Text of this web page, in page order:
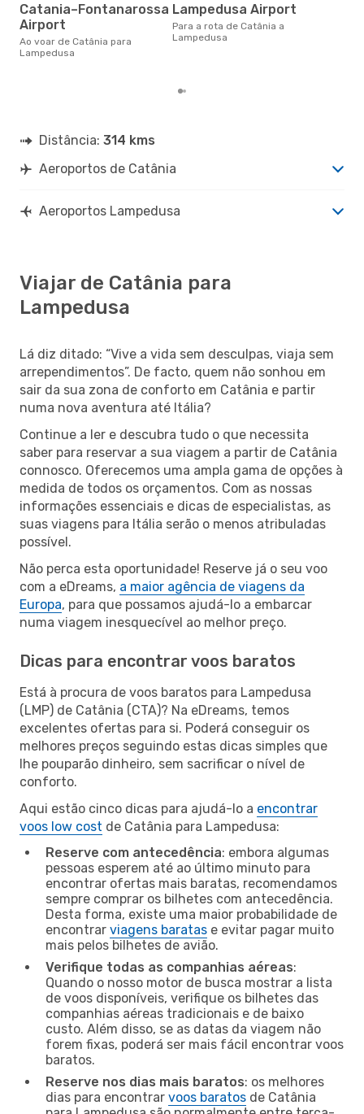
Catania–Fontanarossa
Airport
Ao voar de Catânia para
Lampedusa
Lampedusa Airport
Para a rota de Catânia a
Lampedusa
Distância: 314 kms
Aeroportos de Catânia
Aeroportos Lampedusa
Viajar de Catânia para
Lampedusa
Lá diz ditado: “Vive a vida sem desculpas, viaja sem
arrependimentos”. De facto, quem não sonhou em
sair da sua zona de conforto em Catânia e partir
numa nova aventura até Itália?
Continue a ler e descubra tudo o que necessita
saber para reservar a sua viagem a partir de Catânia
connosco. Oferecemos uma ampla gama de opções à
medida de todos os orçamentos. Com as nossas
informações essenciais e dicas de especialistas, as
suas viagens para Itália serão o menos atribuladas
possível.
Não perca esta oportunidade! Reserve já o seu voo
com a eDreams, a maior agência de viagens da
Europa, para que possamos ajudá-lo a embarcar
numa viagem inesquecível ao melhor preço.
Dicas para encontrar voos baratos
Está à procura de voos baratos para Lampedusa
(LMP) de Catânia (CTA)? Na eDreams, temos
excelentes ofertas para si. Poderá conseguir os
melhores preços seguindo estas dicas simples que
lhe pouparão dinheiro, sem sacrificar o nível de
conforto.
Aqui estão cinco dicas para ajudá-lo a encontrar
voos low cost de Catânia para Lampedusa:
Reserve com antecedência: embora algumas
pessoas esperem até ao último minuto para
encontrar ofertas mais baratas, recomendamos
sempre comprar os bilhetes com antecedência.
Desta forma, existe uma maior probabilidade de
encontrar viagens baratas e evitar pagar muito
mais pelos bilhetes de avião.
Verifique todas as companhias aéreas:
Quando o nosso motor de busca mostrar a lista
de voos disponíveis, verifique os bilhetes das
companhias aéreas tradicionais e de baixo
custo. Além disso, se as datas da viagem não
forem fixas, poderá ser mais fácil encontrar voos
baratos.
Reserve nos dias mais baratos: os melhores
dias para encontrar voos baratos de Catânia